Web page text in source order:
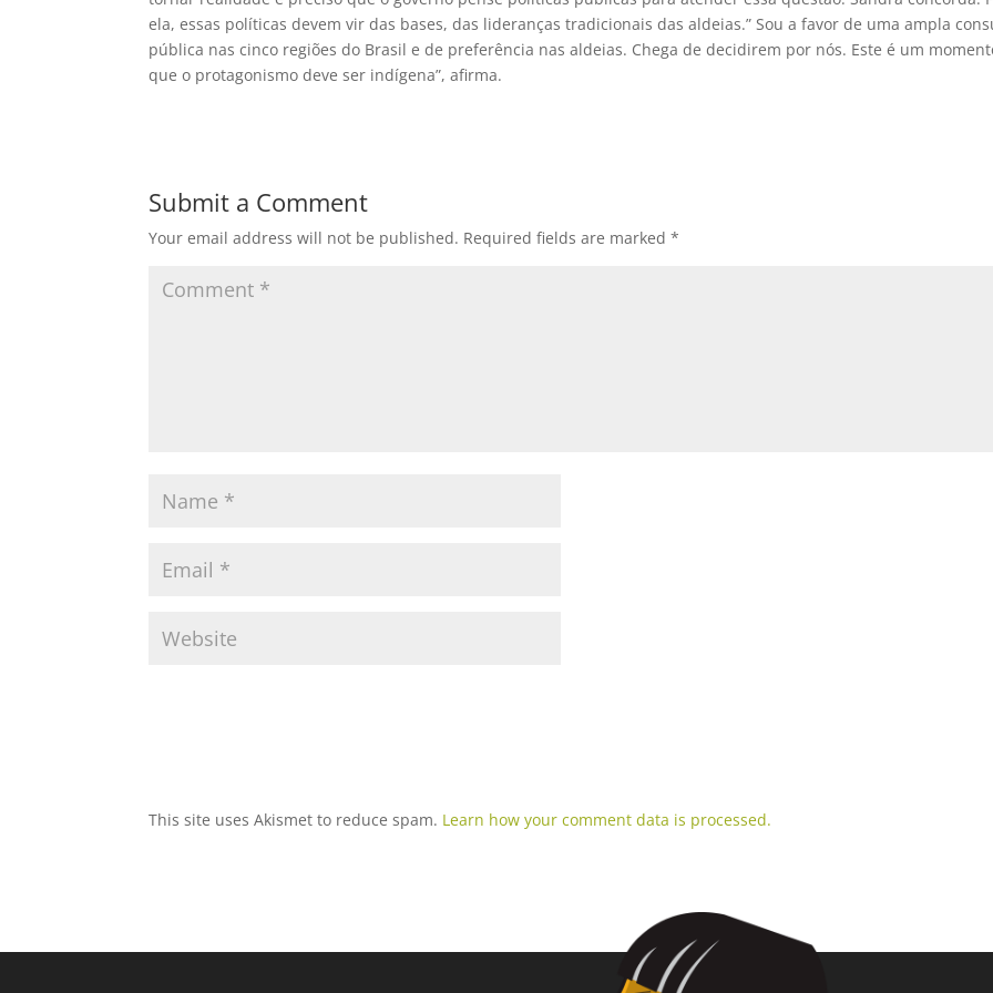
ela, essas políticas devem vir das bases, das lideranças tradicionais das aldeias.” Sou a favor de uma ampla
pública nas cinco regiões do Brasil e de preferência nas aldeias. Chega de decidirem por nós. Este é um
que o protagonismo deve ser indígena”, afirma.
Submit a Comment
Your email address will not be published. Required fields are marked*
This site uses Akismet to reduce spam. Learn how your comment data is processed.